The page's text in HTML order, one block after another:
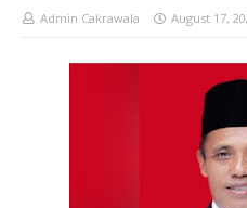
Admin Cakrawala August 17,